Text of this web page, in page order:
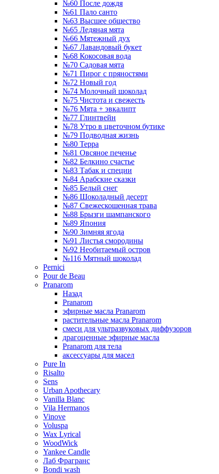
№60 После дождя
№61 Пало санто
№63 Высшее общество
№65 Ледяная мята
№66 Мятежный дух
№67 Лавандовый букет
№68 Кокосовая вода
№70 Садовая мята
№71 Пирог с пряностями
№72 Новый год
№74 Молочный шоколад
№75 Чистота и свежесть
№76 Мята + эвкалипт
№77 Глинтвейн
№78 Утро в цветочном бутике
№79 Подводная жизнь
№80 Терра
№81 Овсяное печенье
№82 Белкино счастье
№83 Табак и специи
№84 Арабские сказки
№85 Белый снег
№86 Шоколадный десерт
№87 Свежескошенная трава
№88 Брызги шампанского
№89 Япония
№90 Зимняя ягода
№91 Листья смородины
№92 Необитаемый остров
№116 Мятный шоколад
Pernici
Pour de Beau
Pranarom
Назад
Pranarom
эфирные масла Pranarom
растительные масла Pranarom
смеси для ультразвуковых диффузоров
драгоценные эфирные масла
Pranarom для тела
аксессуары для масел
Pure In
Risalto
Sens
Urban Apothecary
Vanilla Blanc
Vila Hermanos
Vinove
Voluspa
Wax Lyrical
WoodWick
Yankee Candle
Лаб Фрагранс
Bondi wash